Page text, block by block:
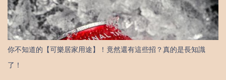
為我住在一個"家"，這個家卻沒有歸屬感 （與其一直追求名義上的
「家」 不如求個心安，心有依歸，哪裡都是家） 4. 人生最爽的不是
賺許多錢，而是剛剛好的錢，活出熱愛的生活 （只有把生活與工作
劃清界限，才能免於成為金錢的奴隸，活出自己想要的人生） 。4.
人生最爽的不是賺許多錢，而是剛剛好的錢，活出熱愛的生活 （只
有把生活與工作劃清界限，才能免於成為金錢的奴隸，活出自己想
你不知道的【可樂居家用途】！竟然還有這些招？真的是長知識
了！